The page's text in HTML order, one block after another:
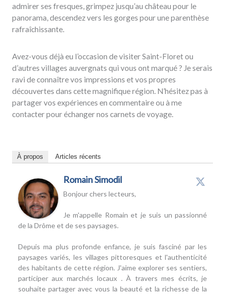
admirer ses fresques, grimpez jusqu’au château pour le
panorama, descendez vers les gorges pour une parenthèse
rafraîchissante.
Avez-vous déjà eu l’occasion de visiter Saint-Floret ou
d’autres villages auvergnats qui vous ont marqué ? Je serais
ravi de connaître vos impressions et vos propres
découvertes dans cette magnifique région. N’hésitez pas à
partager vos expériences en commentaire ou à me
contacter pour échanger nos carnets de voyage.
À propos Articles récents
Romain Simodil
Bonjour chers lecteurs,
Je m'appelle Romain et je suis un passionné
de la Drôme et de ses paysages.
Depuis ma plus profonde enfance, je suis fasciné par les
paysages variés, les villages pittoresques et l'authenticité
des habitants de cette région. J'aime explorer ses sentiers,
participer aux marchés locaux . À travers mes écrits, je
souhaite partager avec vous la beauté et la richesse de la